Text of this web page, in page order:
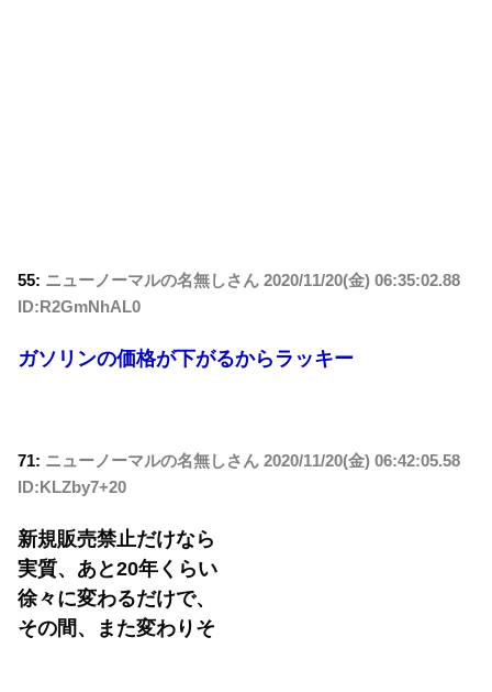
55: ニューノーマルの名無しさん 2020/11/20(金) 06:35:02.88
ID:R2GmNhAL0
ガソリンの価格が下がるからラッキー
71: ニューノーマルの名無しさん 2020/11/20(金) 06:42:05.58
ID:KLZby7+20
新規販売禁止だけなら
実質、あと20年くらい
徐々に変わるだけで、
その間、また変わりそ